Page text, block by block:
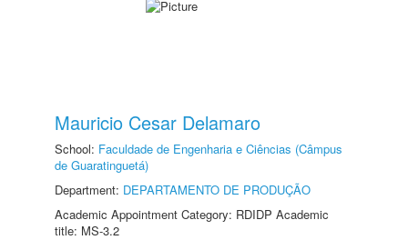
Mauricio Cesar Delamaro
School: Faculdade de Engenharia e Ciências (Câmpus
de Guaratinguetá)
Department: DEPARTAMENTO DE PRODUÇÃO
Academic Appointment Category: RDIDP Academic
title: MS-3.2